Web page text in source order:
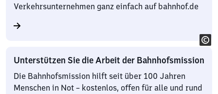
Verkehrsunternehmen ganz einfach auf bahnhof.de
Unterstützen Sie die Arbeit der Bahnhofsmission
Die Bahnhofsmission hilft seit über 100 Jahren
Menschen in Not – kostenlos, offen für alle und rund